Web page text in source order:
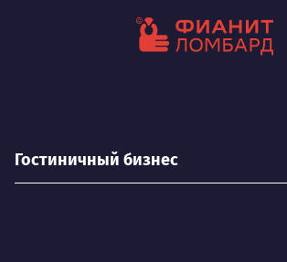
Гостиничный бизнес